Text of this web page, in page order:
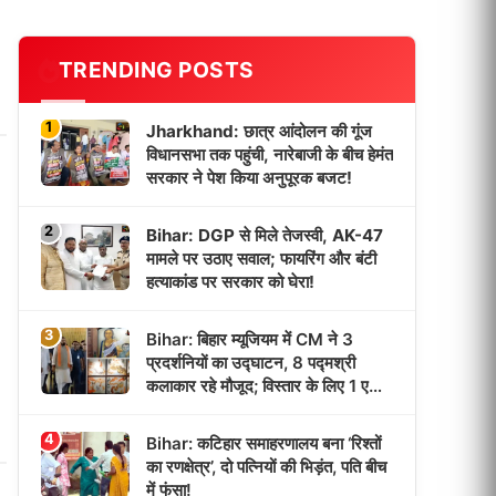
TRENDING POSTS
1
Jharkhand: छात्र आंदोलन की गूंज
विधानसभा तक पहुंची, नारेबाजी के बीच हेमंत
सरकार ने पेश किया अनुपूरक बजट!
2
Bihar: DGP से मिले तेजस्वी, AK-47
मामले पर उठाए सवाल; फायरिंग और बंटी
हत्याकांड पर सरकार को घेरा!
3
Bihar: बिहार म्यूजियम में CM ने 3
प्रदर्शनियों का उद्घाटन, 8 पद्मश्री
कलाकार रहे मौजूद; विस्तार के लिए 1 एकड़
4
Bihar: कटिहार समाहरणालय बना ‘रिश्तों
का रणक्षेत्र’, दो पत्नियों की भिड़ंत, पति बीच
में फंसा!